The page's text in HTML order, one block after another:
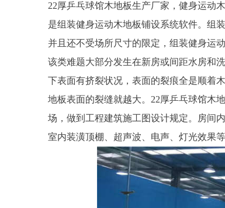
22厚乒乓球馆木地板生产厂家，健身运动
是组装健身运动木地板铺设系统软件。组
并且还不受场所尺寸的限定，组装健身运
该类难题大部分发生在新房或间距水房和
下表面有挤裂状况，表面的裂痕全是顺着
地板表面的裂缝就越大。22厚乒乓球馆木
场，做到工程建筑施工图设计规定。房间
室内装潢顶棚、超声波、电声、灯光效果